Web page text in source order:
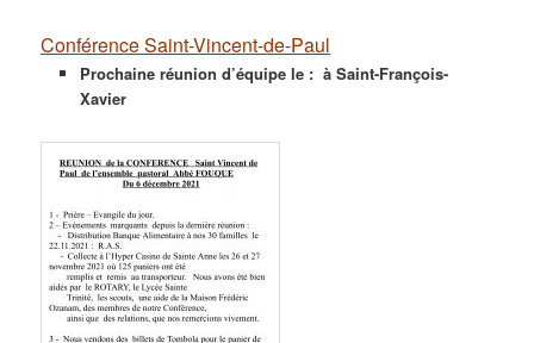
Conférence Saint-Vincent-de-Paul
Prochaine réunion d’équipe le : à Saint-François-
Xavier